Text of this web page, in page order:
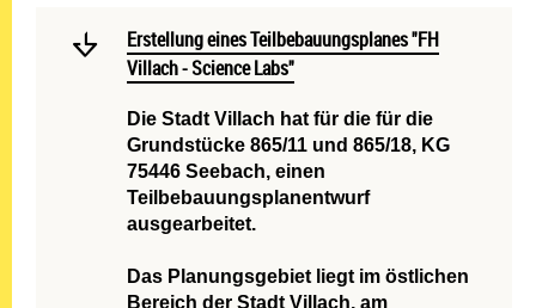
Mehr lesen: Erstellung
Erstellung eines Teilbebauungsplanes "FH Villach -
Erstellung eines Teilbebauungsplanes "FH
Villach - Science Labs"
Die Stadt Villach hat für die für die
Grundstücke 865/11 und 865/18, KG
75446 Seebach, einen
Teilbebauungsplanentwurf
ausgearbeitet.
Das Planungsgebiet liegt im östlichen
Bereich der Stadt Villach, am